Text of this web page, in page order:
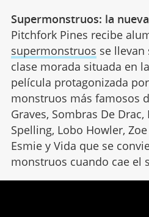
Supermonstruos: la
Pitchfork Pines recibe
supermonstruos se llevan
clase morada situada en
película protagonizada
monstruos más famosos
Graves, Sombras De
Spelling, Lobo Howler,
Esmie y Vida que se
monstruos cuando cae el